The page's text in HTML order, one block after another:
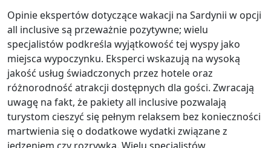
Opinie ekspertów dotyczące wakacji na Sardynii w opcji
all inclusive są przeważnie pozytywne; wielu
specjalistów podkreśla wyjątkowość tej wyspy jako
miejsca wypoczynku. Eksperci wskazują na wysoką
jakość usług świadczonych przez hotele oraz
różnorodność atrakcji dostępnych dla gości. Zwracają
uwagę na fakt, że pakiety all inclusive pozwalają
turystom cieszyć się pełnym relaksem bez konieczności
martwienia się o dodatkowe wydatki związane z